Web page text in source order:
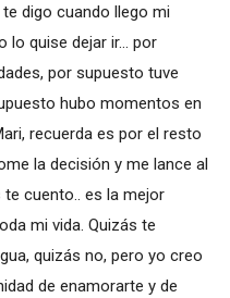
digo cuando llego mi
lo quise dejar ir... por
por supuesto tuve
hubo momentos en
recuerda es por el resto
la decisión y me lance al
cuento.. es la mejor
mi vida. Quizás te
quizás no, pero yo creo
de enamorarte y de